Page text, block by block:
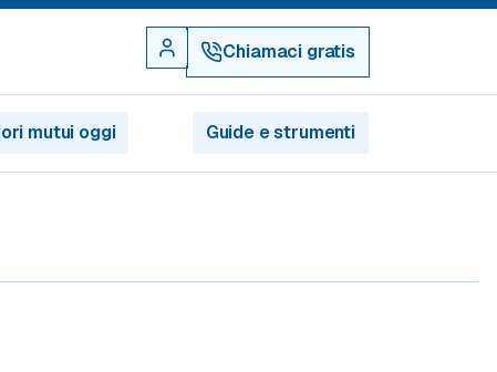
Chiamaci gratis
mutui oggi Guide e strumenti